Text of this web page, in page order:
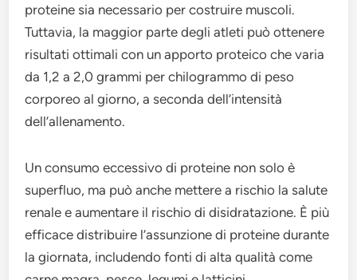
proteine sia necessario per costruire muscoli.
Tuttavia, la maggior parte degli atleti può ottenere
risultati ottimali con un apporto proteico che varia
da 1,2 a 2,0 grammi per chilogrammo di peso
corporeo al giorno, a seconda dell’intensità
dell’allenamento.
Un consumo eccessivo di proteine non solo è
superfluo, ma può anche mettere a rischio la salute
renale e aumentare il rischio di disidratazione. È più
efficace distribuire l’assunzione di proteine durante
la giornata, includendo fonti di alta qualità come